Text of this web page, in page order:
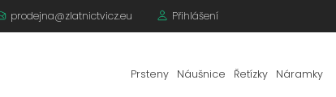
prodejna@zlatnictvicz.eu Přihlášení
Prsteny Náušnice Řetízky Náramky